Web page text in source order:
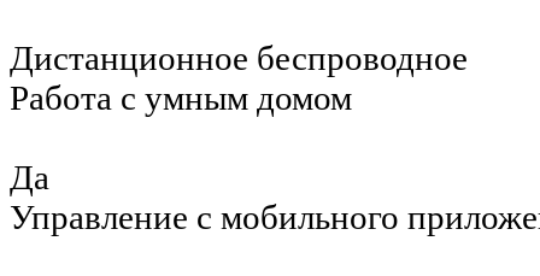
Дистанционное беспроводное
Работа с умным домом
Да
Управление c мобильного